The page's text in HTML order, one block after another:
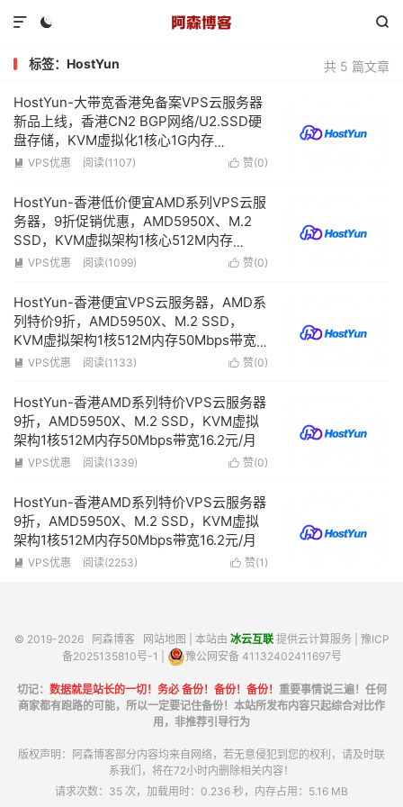
 

共 5 篇文章
标签：HostYun
HostYun-大带宽香港免备案VPS云服务器
新品上线，香港CN2 BGP网络/U2.SSD硬
盘存储，KVM虚拟化1核心1G内存
150Mbps带宽低至18元/月
 赞(0)
 VPS优惠 阅读(1107)
HostYun-香港低价便宜AMD系列VPS云服
务器，9折促销优惠，AMD5950X、M.2
SSD，KVM虚拟架构1核心512M内存
50Mbps带宽低至16.2元/月
 赞(0)
 VPS优惠 阅读(1099)
HostYun-香港便宜VPS云服务器，AMD系
列特价9折，AMD5950X、M.2 SSD，
KVM虚拟架构1核512M内存50Mbps带宽
低至16.2元/月
 赞(0)
 VPS优惠 阅读(1133)
HostYun-香港AMD系列特价VPS云服务器
9折，AMD5950X、M.2 SSD，KVM虚拟
架构1核512M内存50Mbps带宽16.2元/月
 赞(0)
 VPS优惠 阅读(1339)
HostYun-香港AMD系列特价VPS云服务器
9折，AMD5950X、M.2 SSD，KVM虚拟
架构1核512M内存50Mbps带宽16.2元/月
 赞(1 )
 VPS优惠 阅读(2253)
© 2019-2026 阿森博客 网站地图 | 本站由 冰云互联提供云计算服务 | 豫ICP
备2025135810号-1
豫公网安备 41132402411697号
切记： 数据就是站长的一切！务必 备份！备份！备份！ 重要事情说三遍！任何
商家都有跑路的可能，所以一定要记住备份！本站所发布内容只起综合对比作
用，非推荐引导行为
版权声明：阿森博客部分内容均来自网络，若无意侵犯到您的权利，请及时联
系我们，将在72小时内删除相关内容！
请求次数：35 次，加载用时：0.236 秒，内存占用：5.16 MB